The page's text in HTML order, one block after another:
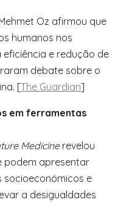
Oz afirmou que
humanos nos
e redução de
debate sobre o
[The Guardian​]
em ferramentas
Medicinerevelou
podem apresentar
socioeconómicos e
a desigualdades